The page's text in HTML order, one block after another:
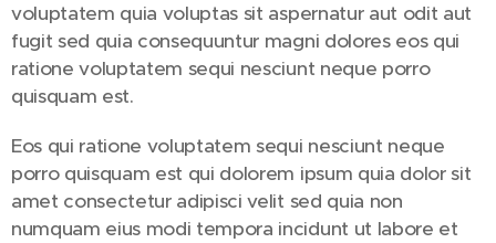
voluptatem quia voluptas sit aspernatur aut odit aut
fugit sed quia consequuntur magni dolores eos qui
ratione voluptatem sequi nesciunt neque porro
quisquam est.
Eos qui ratione voluptatem sequi nesciunt neque
porro quisquam est qui dolorem ipsum quia dolor sit
amet consectetur adipisci velit sed quia non
numquam eius modi tempora incidunt ut labore et